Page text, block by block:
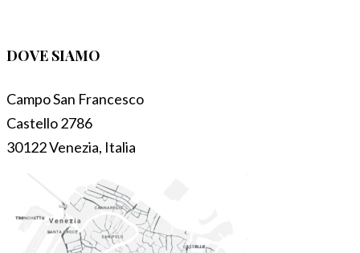
DOVE SIAMO
Campo San Francesco
Castello 2786
30122 Venezia, Italia